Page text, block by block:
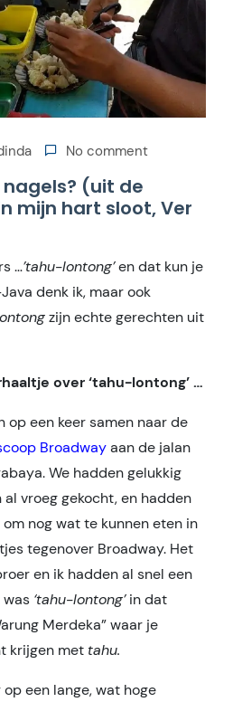
No comment
(uit de
mijn hart sloot, Ver
…’tahu-lontong’en dat kun je
denk ik, maar ook
zijn echte gerechten uit
over ‘tahu-lontong’ …
op een keer samen naar de
Broadwayaan de jalan
We hadden gelukkig
vroeg gekocht, en hadden
nog wat te kunnen eten in
tegenover Broadway. Het
en ik hadden al snel een
was ‘tahu-lontong’in dat
Merdeka” waar je
krijgen met tahu.
een lange, wat hoge